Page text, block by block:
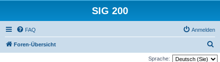
SIG 200
FAQ Anmelden
Foren-Übersicht
u
Sprache: